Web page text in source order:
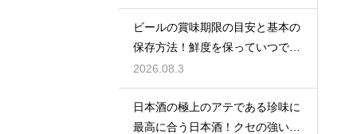
ビールの賞味期限の目安と基本の
保存方法！鮮度を保っていつでも
美味しく
2026.08.3
日本酒の極上のアテである珍味に
最高に合う日本酒！クセの強い旨